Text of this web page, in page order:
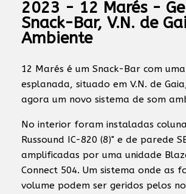
2023 - 12 Marés -
Snack-Bar, V.N. de
Ambiente
12 Marés é um Snack-Bar com
esplanada, situado em V.N. de
agora um novo sistema de som
No interior foram instaladas
Russound IC-820 (8)" e de parede
amplificadas por uma unidade
Connect 504. Um sistema onde as
volume podem ser geridos pelos